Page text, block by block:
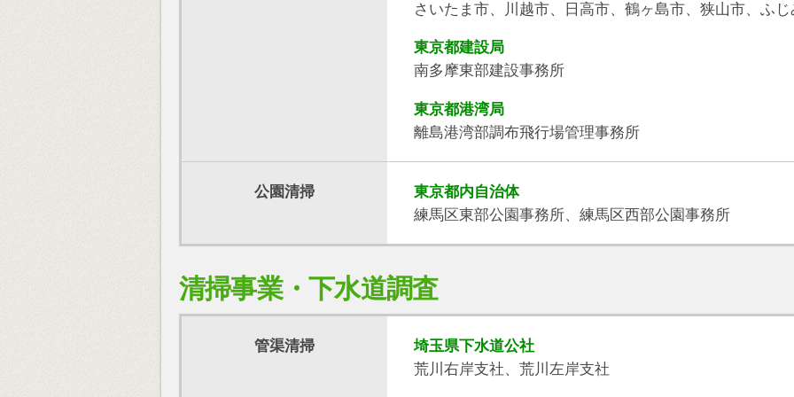
さいたま市、川越市、日高市、鶴ヶ島市、狭山市、ふ
東京都建設局
南多摩東部建設事務所
東京都港湾局
離島港湾部調布飛行場管理事務所
公園清掃
東京都内自治体
練馬区東部公園事務所、練馬区西部公園事務所
清掃事業・下水道調査
管渠清掃
埼玉県下水道公社
荒川右岸支社、荒川左岸支社